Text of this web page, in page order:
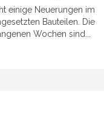
einige Neuerungen im
Bauteilen. Die
Wochen sind...